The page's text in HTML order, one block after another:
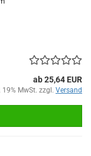
ab 25,64 EUR
19% MwSt. zzgl. Versand